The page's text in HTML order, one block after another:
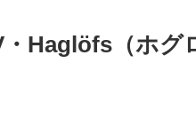
Haglöfs（ホ